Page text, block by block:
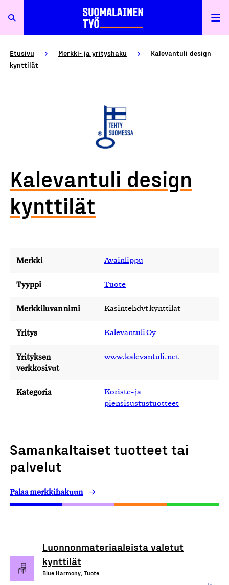
Etusivu Merkki- ja yrityshaku
Kalevantuli design
kynttilät
Kalevantuli design
kynttilät
Merkki Avainlippu
Tyyppi Tuote
Merkkiluvan nimi Käsintehdyt kynttilät
Yritys Kalevantuli Oy
Yrityksen
verkkosivut
www.kalevantuli.net
Kategoria
Koriste- ja
piensisustustuotteet
Samankaltaiset tuotteet tai
palvelut
Palaa merkkihakuun
Luonnonmateriaaleista valetut
kynttilät
Blue Harmony, Tuote